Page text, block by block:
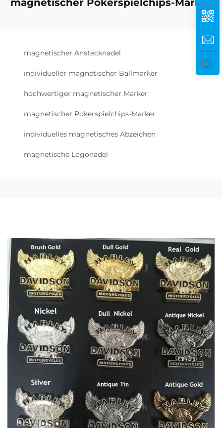
magnetischer Pokerspielchips-Marker
magnetischer Anstecknadel
individueller magnetischer Ballmarker
hochwertiger magnetischer Marker
magnetischer Pokerspielchips-Marker
individuelles magnetisches Abzeichen
magnetische Logonadel